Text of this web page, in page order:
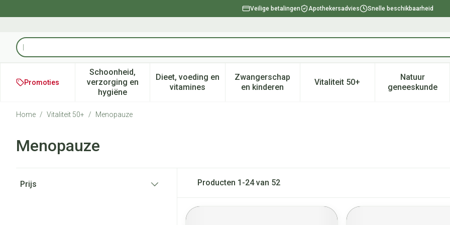
Veilige betalingen Apothekersadvies Snelle beschikbaarheid
Product, merk, categorie...
Promoties
Schoonheid,
verzorging en
hygiëne
Toon submenu voor Schoonheid, verzorging en hygiëne categorie
Dieet, voeding en
vitaminesToon submenu voor Dieet, voeding en vitamines categorie
Zwangerschap
en kinderenToon submenu voor Zwangerschap en kinderen
Vitaliteit 50+Toon submenu voor Vitaliteit
Natuur
geneeskunde
Toon
Home / Vitaliteit 50+ / Menopauze
Menopauze
Prijs
Producten 1 -24van 52